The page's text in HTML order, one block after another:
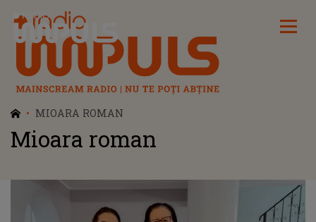
Radio Impuls
MIOARA ROMAN
Mioara roman